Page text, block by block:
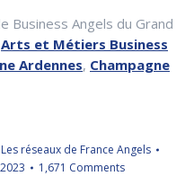
Business Angels du Grand
Arts et Métiers Business
Ardennes, Champagne
Les réseaux de France Angels
1,671 Comments